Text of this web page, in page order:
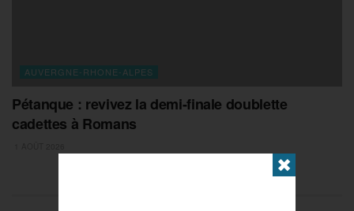
AUVERGNE-RHONE-ALPES
Pétanque : revivez la demi-finale doublette
cadettes à Romans
✖